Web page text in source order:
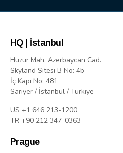
HQ | İstanbul
Huzur Mah. Azerbaycan Cad.
Skyland Sitesi B No: 4b
İç Kapı No: 481
Sarıyer / İstanbul / Türkiye
US +1 646 213-1200
TR +90 212 347-0363
Prague